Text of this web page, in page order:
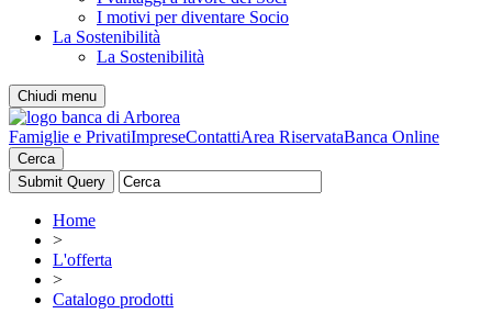
I motivi per diventare Socio
La Sostenibilità
La Sostenibilità
Chiudi menu
Famiglie e PrivatiImpreseContattiArea RiservataBanca Online
Cerca
Home
>
L'offerta
>
Catalogo prodotti